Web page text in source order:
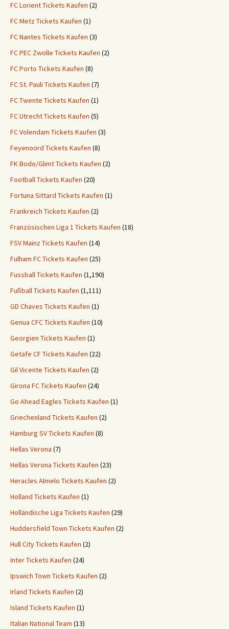
FC Lorient Tickets Kaufen (2)
FC Metz Tickets Kaufen (1)
FC Nantes Tickets Kaufen (3)
FC PEC Zwolle Tickets Kaufen (2)
FC Porto Tickets Kaufen (8)
FC St. Pauli Tickets Kaufen (7)
FC Twente Tickets Kaufen (1)
FC Utrecht Tickets Kaufen (5)
FC Volendam Tickets Kaufen (3)
Feyenoord Tickets Kaufen (8)
FK Bodo/Glimt Tickets Kaufen (2)
Football Tickets Kaufen (20)
Fortuna Sittard Tickets Kaufen (1)
Frankreich Tickets Kaufen (2)
Französischen Liga 1 Tickets Kaufen (18)
FSV Mainz Tickets Kaufen (14)
Fulham FC Tickets Kaufen (25)
Fussball Tickets Kaufen (1,190)
Fußball Tickets Kaufen (1,111)
GD Chaves Tickets Kaufen (1)
Genua CFC Tickets Kaufen (10)
Georgien Tickets Kaufen (1)
Getafe CF Tickets Kaufen (22)
Gil Vicente Tickets Kaufen (2)
Girona FC Tickets Kaufen (24)
Go Ahead Eagles Tickets Kaufen (1)
Griechenland Tickets Kaufen (2)
Hamburg SV Tickets Kaufen (8)
Hellas Verona (7)
Hellas Verona Tickets Kaufen (23)
Heracles Almelo Tickets Kaufen (2)
Holland Tickets Kaufen (1)
Holländische Liga Tickets Kaufen (29)
Huddersfield Town Tickets Kaufen (2)
Hull City Tickets Kaufen (2)
Inter Tickets Kaufen (24)
Ipswich Town Tickets Kaufen (2)
Irland Tickets Kaufen (2)
Island Tickets Kaufen (1)
Italian National Team (13)